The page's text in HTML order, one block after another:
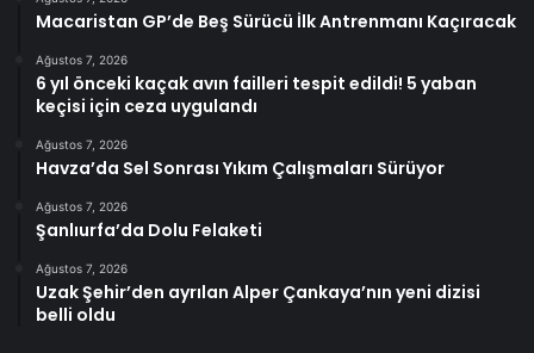
Macaristan GP’de Beş Sürücü İlk Antrenmanı Kaçıracak
Ağustos 7, 2026
6 yıl önceki kaçak avın failleri tespit edildi! 5 yaban
keçisi için ceza uygulandı
Ağustos 7, 2026
Havza’da Sel Sonrası Yıkım Çalışmaları Sürüyor
Ağustos 7, 2026
Şanlıurfa’da Dolu Felaketi
Ağustos 7, 2026
Uzak Şehir’den ayrılan Alper Çankaya’nın yeni dizisi
belli oldu